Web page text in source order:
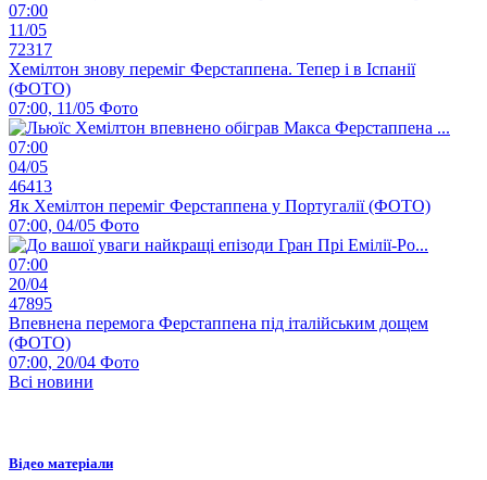
07:00
11/05
72317
Хемілтон знову переміг Ферстаппена. Тепер і в Іспанії
(ФОТО)
07:00, 11/05 Фото
07:00
04/05
46413
Як Хемілтон переміг Ферстаппена у Португалії (ФОТО)
07:00, 04/05 Фото
07:00
20/04
47895
Впевнена перемога Ферстаппена під італійським дощем
(ФОТО)
07:00, 20/04 Фото
Всі новини
Відео матеріали